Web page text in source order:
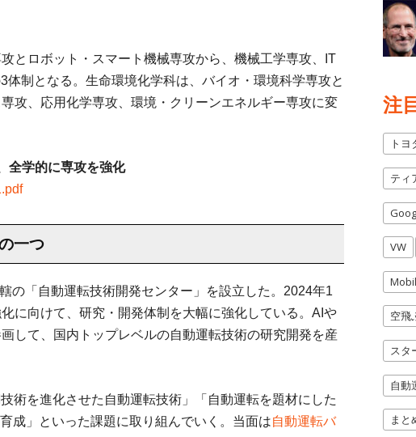
とロボット・スマート機械専攻から、機械工学専攻、IT
体制となる。生命環境化学科は、バイオ・環境科学専攻と
攻、応用化学専攻、環境・クリーンエネルギー専攻に変
全学的に専攻を強化
一つ
の「自動運転技術開発センター」を設立した。2024年1
に向けて、研究・開発体制を大幅に強化している。AIや
して、国内トップレベルの自動運転技術の研究開発を産
術を進化させた自動運転技術」「自動運転を題材にした
成」といった課題に取り組んでいく。当面は自動運転バ
注
トヨ
ティ
VW
空飛
スタ
自動
まと